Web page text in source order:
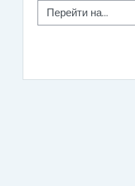
Перейти на...